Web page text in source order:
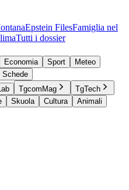
Epstein FilesFamiglia nel
Tutti i dossier
Economia Sport
Meteo
Schede
TgcomMag
TgTech
Skuola Cultura
Animali